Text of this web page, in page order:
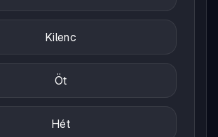
Kilenc
Öt
Hét